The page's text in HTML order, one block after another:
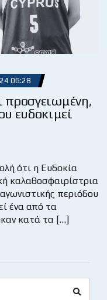
06:28
προσγειωμένη,
ευδοκιμεί
ότι η Ευδοκία
καλαθοσφαιρίστρια
περιόδου
ένα από τα
κατά τα […]